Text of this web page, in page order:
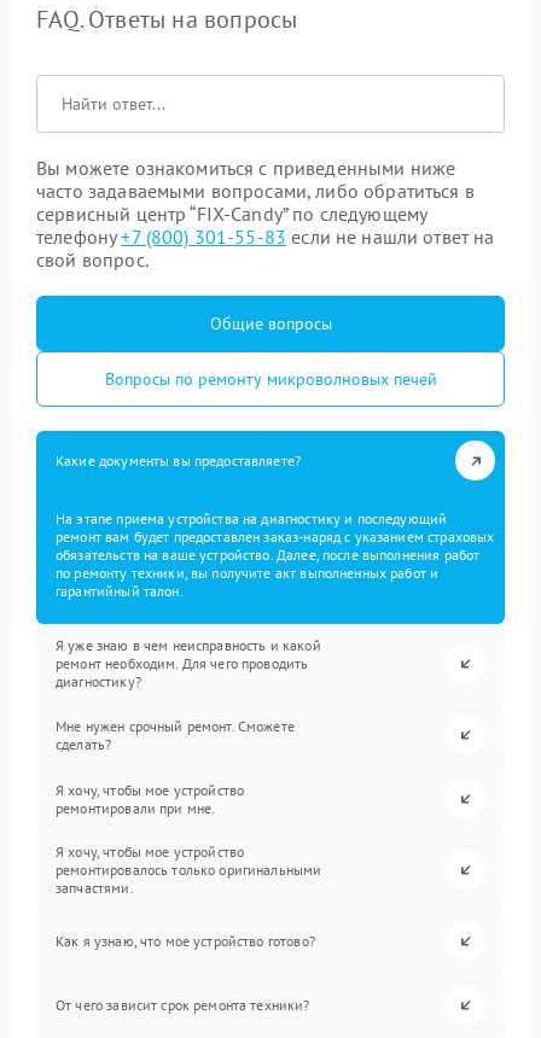
FAQ. Ответы на вопросы
Вы можете ознакомиться с приведенными ниже
часто задаваемыми вопросами, либо обратиться в
сервисный центр “FIX-Candy” по следующему
телефону+7 (800) 301-55-83 если не нашли ответ на
свой вопрос.
Общие вопросы
Вопросы по ремонту микроволновых печей
Какие документы вы предоставляете?
На этапе приема устройства на диагностику и последующий
ремонт вам будет предоставлен заказ-наряд с указанием страховых
обязательств на ваше устройство. Далее, после выполнения работ
по ремонту техники, вы получите акт выполненных работ и
гарантийный талон.
Я уже знаю в чем неисправность и какой
ремонт необходим. Для чего проводить
диагностику?
Мне нужен срочный ремонт. Сможете
сделать?
Я хочу, чтобы мое устройство
ремонтировали при мне.
Я хочу, чтобы мое устройство
ремонтировалось только оригинальными
запчастями.
Как я узнаю, что мое устройство готово?
От чего зависит срок ремонта техники?